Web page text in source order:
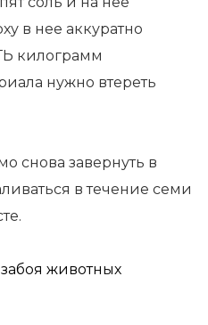
в нее аккуратно
килограмм
нужно втереть
снова завернуть в
в течение семи
животных